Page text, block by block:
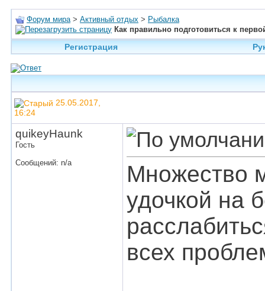
Форум мира > Активный отдых > Рыбалка
Как правильно подготовиться к
Регистрация
25.05.2017,
16:24
quikeyHaunk
Гость
Сообщений: n/a
Множество
удочкой на
всех